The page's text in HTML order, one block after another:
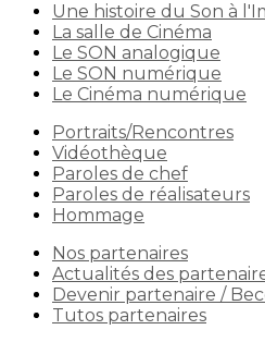
Une histoire du Son à
La salle de Cinéma
Le SON analogique
Le SON numérique
Le Cinéma numérique
Portraits/Rencontres
Vidéothèque
Paroles de chef
Paroles de réalisateurs
Hommage
Nos partenaires
Actualités des
Devenir partenaire /
Tutos partenaires